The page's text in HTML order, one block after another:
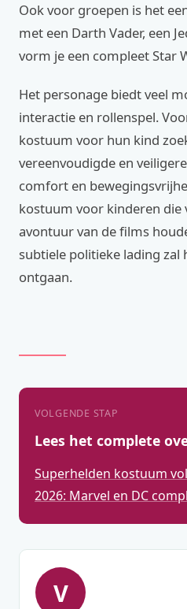
Ook voor groepen is het
met een Darth Vader, een
vorm je een compleet Star
Het personage biedt veel
interactie en rollenspel.
kostuum voor hun kind
vereenvoudigde en
comfort en
kostuum voor kinderen die
avontuur van de films
subtiele politieke lading zal
ontgaan.
VOLGENDE STAP
Lees het complete
Superhelden kostuum
2026: Marvel en DC
V